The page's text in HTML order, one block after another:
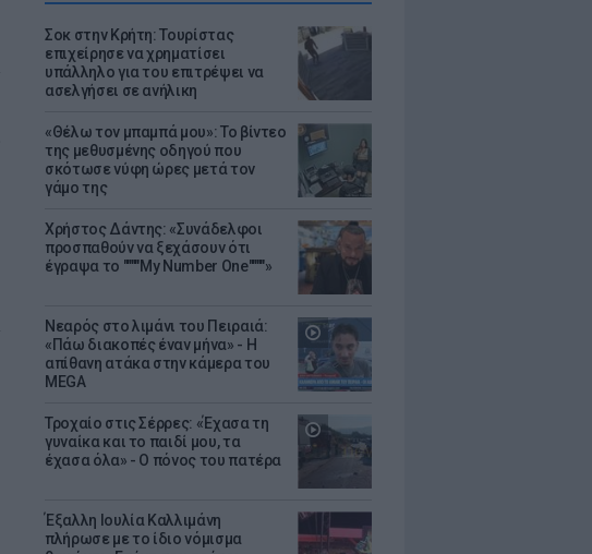
Σοκ στην Κρήτη: Τουρίστας
επιχείρησε να χρηματίσει
υπάλληλο για του επιτρέψει να
ασελγήσει σε ανήλικη
«Θέλω τον μπαμπά μου»: Το βίντεο
της μεθυσμένης οδηγού που
σκότωσε νύφη ώρες μετά τον
γάμο της
Χρήστος Δάντης: «Συνάδελφοι
προσπαθούν να ξεχάσουν ότι
έγραψα το """"My Number One""""»
Νεαρός στο λιμάνι του Πειραιά:
«Πάω διακοπές έναν μήνα» - Η
απίθανη ατάκα στην κάμερα του
MEGA
Τροχαίο στις Σέρρες: «Έχασα τη
γυναίκα και το παιδί μου, τα
έχασα όλα» - Ο πόνος του πατέρα
Έξαλλη Ιουλία Καλλιμάνη
πλήρωσε με το ίδιο νόμισμα